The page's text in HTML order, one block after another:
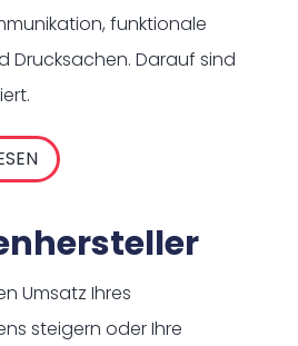
funktionale
Drucksachen. Darauf sind
Umsatz Ihres
steigern oder Ihre